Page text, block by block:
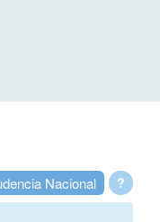
?
Nacional